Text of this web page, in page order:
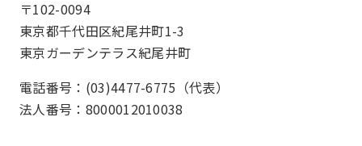
〒102-0094
東京都千代田区紀尾井町1-3
東京ガーデンテラス紀尾井町
電話番号：(03)4477-6775（代表）
法人番号：8000012010038